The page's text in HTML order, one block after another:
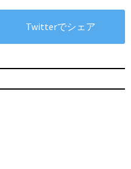
Twitterでシェア